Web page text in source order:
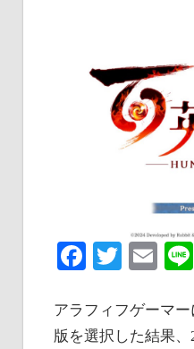
Facebook
Twitter
アラフィフゲーマ
版を選択した結果